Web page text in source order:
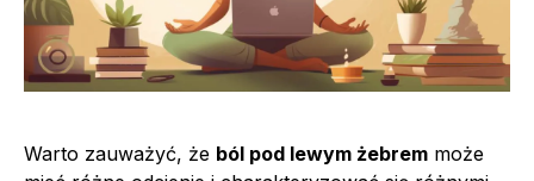
Warto zauważyć, że ból pod lewym żebrem może